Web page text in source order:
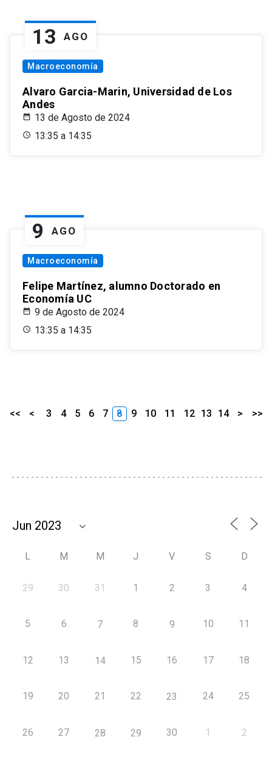
13 AGO
Macroeconomía
Alvaro Garcia-Marin, Universidad de Los
Andes
13 de Agosto de 2024
13:35 a 14:35
9 AGO
Macroeconomía
Felipe Martínez, alumno Doctorado en
Economía UC
9 de Agosto de 2024
13:35 a 14:35
<< < 3 4 5 6 7 8 9 10 11 12 13 14 > >>
L M M J V S D
29 30 31 1 2 3 4
5 6 7 8 9 10 11
12 13 14 15 16 17 18
19 20 21 22 23 24 25
26 27 28 29 30 1 2